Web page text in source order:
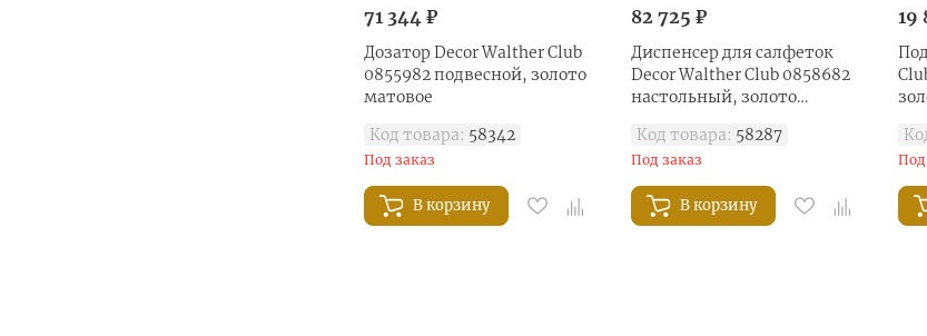
71 344 ₽
Дозатор Decor Walther Club
0855982 подвесной, золото
матовое
Код товара: 58342
Под заказ
В корзину
82 725 ₽
Диспенсер для салфеток
Decor Walther Club 0858682
настольный, золото
Код товара: 58287
Под заказ
В корзину
19
Под